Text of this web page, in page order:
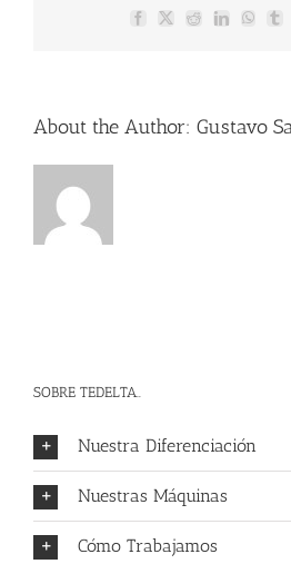
Facebook
X RedditLinkedIn
About the Author: Gustavo
SOBRE TEDELTA..
Nuestra Diferenciación
Nuestras Máquinas
Cómo Trabajamos